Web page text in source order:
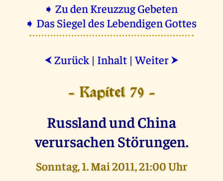
➧ Zu den Kreuzzug Gebeten
➧ Das Siegel des Lebendigen Gottes
⮜ Zurück | Inhalt |Weiter ⮞
- Kapitel 79 -
Russland und China
verursachen Störungen.
Sonntag, 1. Mai 2011, 21:00 Uhr